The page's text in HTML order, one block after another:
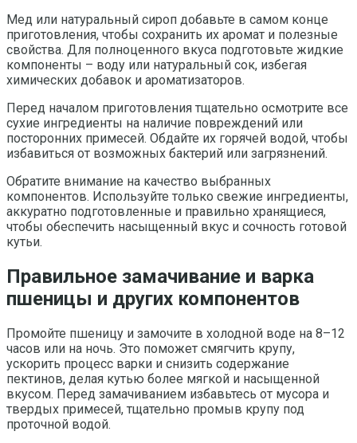
Мед или натуральный сироп добавьте в самом конце
приготовления, чтобы сохранить их аромат и полезные
свойства. Для полноценного вкуса подготовьте жидкие
компоненты – воду или натуральный сок, избегая
химических добавок и ароматизаторов.
Перед началом приготовления тщательно осмотрите все
сухие ингредиенты на наличие повреждений или
посторонних примесей. Обдайте их горячей водой, чтобы
избавиться от возможных бактерий или загрязнений.
Обратите внимание на качество выбранных
компонентов. Используйте только свежие ингредиенты,
аккуратно подготовленные и правильно хранящиеся,
чтобы обеспечить насыщенный вкус и сочность готовой
кутьи.
Правильное замачивание и варка
пшеницы и других компонентов
Промойте пшеницу и замочите в холодной воде на 8–12
часов или на ночь. Это поможет смягчить крупу,
ускорить процесс варки и снизить содержание
пектинов, делая кутью более мягкой и насыщенной
вкусом. Перед замачиванием избавьтесь от мусора и
твердых примесей, тщательно промыв крупу под
проточной водой.